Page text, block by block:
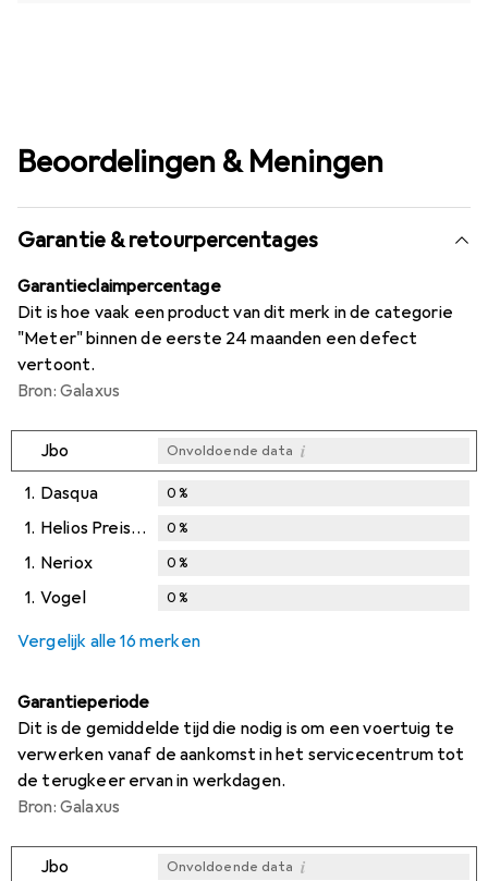
Beoordelingen & Meningen
Garantie & retourpercentages
Garantieclaimpercentage
Dit is hoe vaak een product van dit merk in de categorie
"Meter" binnen de eerste 24 maanden een defect
vertoont.
Bron: Galaxus
Jbo Onvoldoende data i
1. Dasqua 0%
1. Helios Preisser 0%
1. Neriox 0%
1. Vogel 0%
Vergelijk alle 16 merken
Garantieperiode
Dit is de gemiddelde tijd die nodig is om een voertuig te
verwerken vanaf de aankomst in het servicecentrum tot
de terugkeer ervan in werkdagen.
Bron: Galaxus
Jbo Onvoldoende data i